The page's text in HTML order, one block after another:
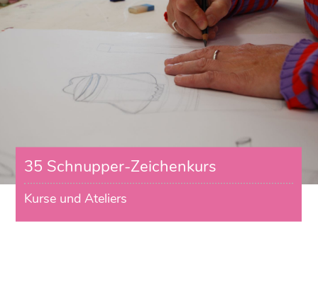
35 Schnupper-Zeichenkurs
Kurse und Ateliers